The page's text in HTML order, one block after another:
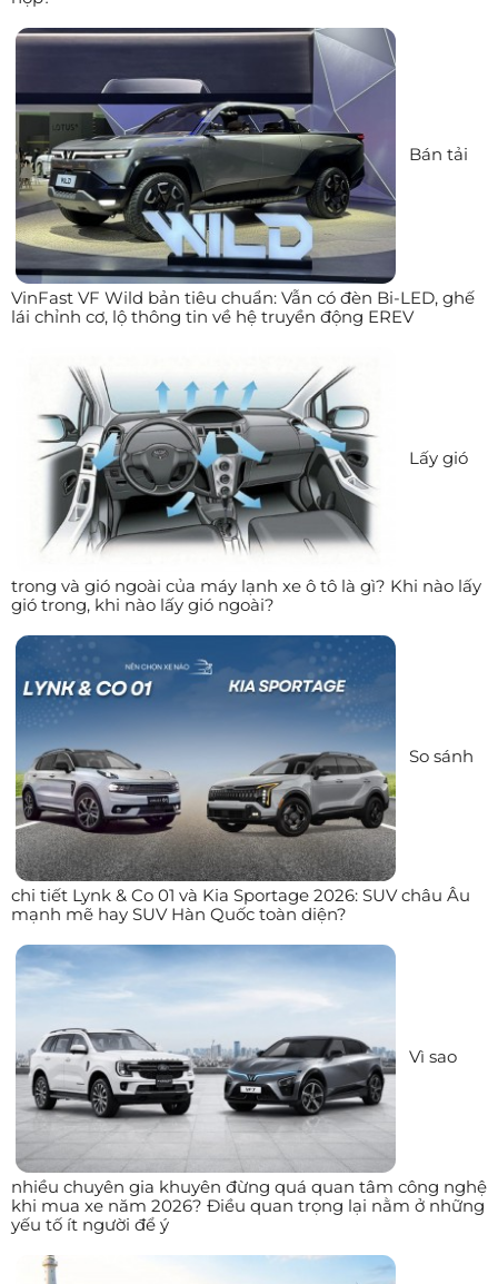
Bán tải
VinFast VF Wild bản tiêu chuẩn: Vẫn có đèn Bi-LED, ghế
lái chỉnh cơ, lộ thông tin về hệ truyền động EREV
Lấy gió
trong và gió ngoài của máy lạnh xe ô tô là gì? Khi nào lấy
gió trong, khi nào lấy gió ngoài?
So sánh
chi tiết Lynk & Co 01 và Kia Sportage 2026: SUV châu Âu
mạnh mẽ hay SUV Hàn Quốc toàn diện?
Vì sao
nhiều chuyên gia khuyên đừng quá quan tâm công nghệ
khi mua xe năm 2026? Điều quan trọng lại nằm ở những
yếu tố ít người để ý